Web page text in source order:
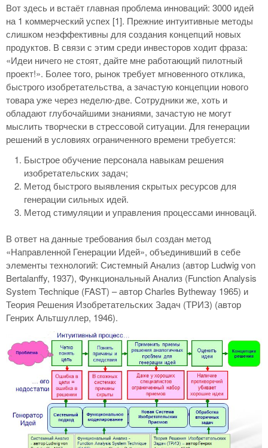
Вот здесь и встаёт главная проблема инноваций: 3000 идей
на 1 коммерческий успех [1]. Прежние интуитивные методы
слишком неэффективны для создания концепций новых
продуктов. В связи с этим среди инвесторов ходит фраза:
«Идеи ничего не стоят, дайте мне работающий пилотный
проект!». Более того, рынок требует мгновенного отклика,
быстрого изобретательства, а зачастую концепции нового
товара уже через неделю-две. Сотрудники же, хоть и
обладают глубочайшими знаниями, зачастую не могут
мыслить творчески в стрессовой ситуации. Для генерации
решений в условиях ограниченного времени требуется:
Быстрое обучение персонала навыкам решения
изобретательских задач;
Метод быстрого выявления скрытых ресурсов для
генерации сильных идей.
Метод стимуляции и управления процессами инновацй.
В ответ на данные требования был создан метод
«Направленной Генерации Идей», объединивший в себе
элементы технологий: Системный Анализ (автор Ludwig von
Bertalanffy, 1937), Функциональный Анализ (Function Analysis
System Technique (FAST) – автор Charles Bytheway 1965) и
Теория Решения Изобретательских Задач (ТРИЗ) (автор
Генрих Альтшуллер, 1946).